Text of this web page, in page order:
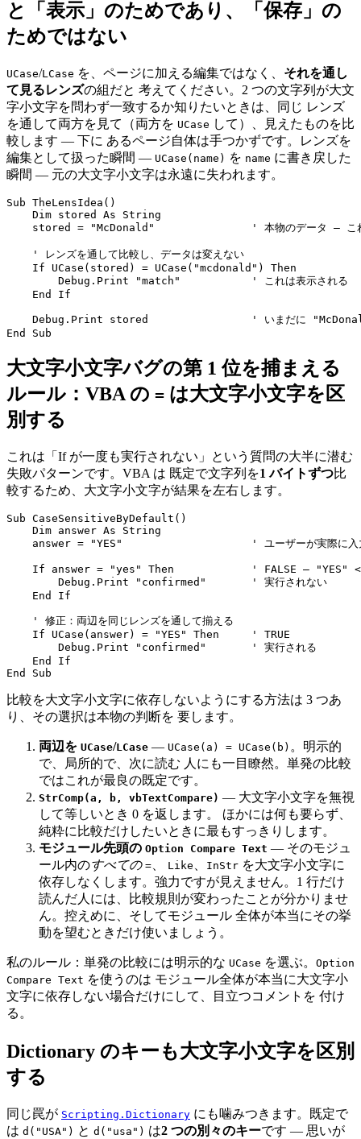
と「表示」のためであり、「保存」の
ためではない
UCase/LCase を、ページに加える編集ではなく、 それを通し
て見るレンズの組だと 考えてください。2 つの文字列が大文
字小文字を問わず一致するか知りたいときは、同じ レンズ
を通して両方を見て（両方を UCase して）、見えたものを比
較します — 下に あるページ自体は手つかずです。レンズを
編集として扱った瞬間 — UCase(name) を name に書き戻した
瞬間 — 元の大文字小文字は永遠に失われます。
Sub TheLensIdea()
    Dim stored As String
stored = "McDonald"               ' 本物のデータ — こ
    ' レンズを通して比較し、データは変えない
    If UCase(stored) = UCase("mcdonald") Then
        Debug.Print "match"           ' これは表示される
    End If
Debug.Print stored                ' いまだに
大文字小文字バグの第 1 位を捕まえる
ルール：VBA の = は大文字小文字を区
別する
これは「If が一度も実行されない」という質問の大半に潜む
失敗パターンです。VBA は 既定で文字列を1 バイトずつ比
較するため、大文字小文字が結果を左右します。
Sub CaseSensitiveByDefault()
    Dim answer As String
answer = "YES"                    ' ユーザーが実際に入
If answer = "yes" Then            ' FALSE — "YES"
        Debug.Print "confirmed"       ' 実行されない
    End If
    ' 修正：両辺を同じレンズを通して揃える
    If UCase(answer) = "YES" Then     ' TRUE
        Debug.Print "confirmed"       ' 実行される
    End If
比較を大文字小文字に依存しないようにする方法は 3 つあ
り、その選択は本物の判断を 要します。
両辺を UCase/LCase — UCase(a) = UCase(b) 。明示的
で、局所的で、次に読む 人にも一目瞭然。単発の比較
ではこれが最良の既定です。
StrComp(a, b, vbTextCompare) — 大文字小文字を無視
して等しいとき 0 を返します。 ほかには何も要らず、
純粋に比較だけしたいときに最もすっきりします。
モジュール先頭の Option Compare Text — そのモジュ
ール内のすべての = Like InStr を大文字小文字に
依存しなくします。強力ですが見えません。1 行だけ
読んだ人には、比較規則が変わったことが分かりませ
ん。控えめに、そしてモジュール 全体が本当にその挙
動を望むときだけ使いましょう。
私のルール：単発の比較には明示的な UCase を選ぶ。 Option
Compare Text を使うのは モジュール全体が本当に大文字小
文字に依存しない場合だけにして、目立つコメントを 付け
る。
Dictionary のキーも大文字小文字を区別
する
同じ罠が Scripting.Dictionary にも噛みつきます。既定で
は d("USA") と d("usa") は2 つの別々のキーです — 思いが